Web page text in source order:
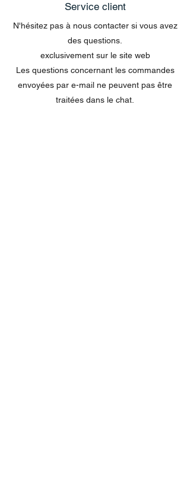
Service client
N'hésitez pas à nous contacter si vous avez
des questions.
exclusivement sur le site web
Les questions concernant les commandes
envoyées par e-mail ne peuvent pas être
traitées dans le chat.